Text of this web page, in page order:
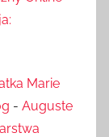
Marie
- Auguste